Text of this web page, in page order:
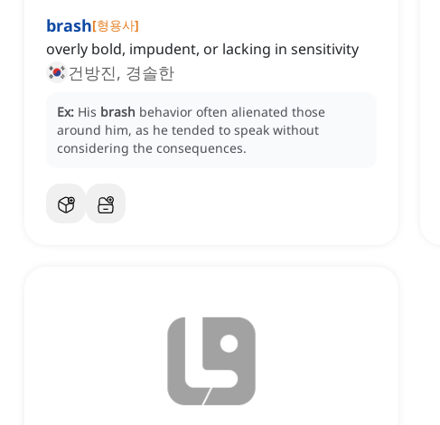
brash[형용사]
overly bold, impudent, or lacking in sensitivity
건방진, 경솔한
Ex: His brash behavior often alienated those
around him, as he tended to speak without
considering the consequences.